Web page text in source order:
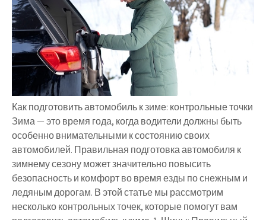
Как подготовить автомобиль к зиме: контрольные точки
Зима — это время года, когда водители должны быть
особенно внимательными к состоянию своих
автомобилей. Правильная подготовка автомобиля к
зимнему сезону может значительно повысить
безопасность и комфорт во время езды по снежным и
ледяным дорогам. В этой статье мы рассмотрим
несколько контрольных точек, которые помогут вам